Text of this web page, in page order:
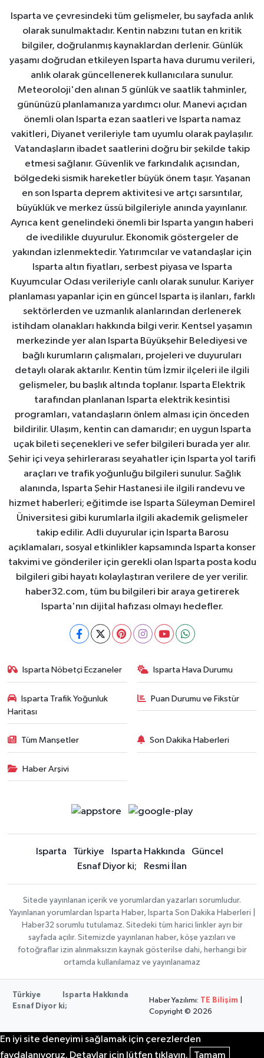
Isparta ve çevresindeki tüm gelişmeler, bu sayfada anlık
olarak sunulmaktadır. Kentin nabzını tutan en kritik
bilgiler, doğrulanmış kaynaklardan derlenir. Günlük
yaşamı doğrudan etkileyen Isparta hava durumu verileri,
anlık olarak güncellenerek kullanıcılara sunulur.
Meteoroloji'den alınan 5 günlük ve saatlik tahminler,
gününüzü planlamanıza yardımcı olur. Manevi açıdan
önemli olan Isparta ezan saatleri ve Isparta namaz
vakitleri, Diyanet verileriyle tam uyumlu olarak paylaşılır.
Vatandaşların ibadet saatlerini doğru bir şekilde takip
etmesi sağlanır. Güvenlik ve farkındalık açısından,
bölgedeki sismik hareketler büyük önem taşır. Yaşanan
en son Isparta deprem aktivitesi ve artçı sarsıntılar,
büyüklük ve merkez üssü bilgileriyle anında yayınlanır.
Ayrıca kent genelindeki önemli bir Isparta yangın haberi
de ivedilikle duyurulur. Ekonomik göstergeler de
yakından izlenmektedir. Yatırımcılar ve vatandaşlar için
Isparta altın fiyatları, serbest piyasa ve Isparta
Kuyumcular Odası verileriyle canlı olarak sunulur. Kariyer
planlaması yapanlar için en güncel Isparta iş ilanları, farklı
sektörlerden ve uzmanlık alanlarından derlenerek
istihdam olanakları hakkında bilgi verir. Kentsel yaşamın
merkezinde yer alan Isparta Büyükşehir Belediyesi ve
bağlı kurumların çalışmaları, projeleri ve duyuruları
detaylı olarak aktarılır. Kentin tüm İzmir ilçeleri ile ilgili
gelişmeler, bu başlık altında toplanır. Isparta Elektrik
tarafından planlanan Isparta elektrik kesintisi
programları, vatandaşların önlem alması için önceden
bildirilir. Ulaşım, kentin can damarıdır; en uygun Isparta
uçak bileti seçenekleri ve sefer bilgileri burada yer alır.
Şehir içi veya şehirlerarası seyahatler için Isparta yol tarifi
araçları ve trafik yoğunluğu bilgileri sunulur. Sağlık
alanında, Isparta Şehir Hastanesi ile ilgili randevu ve
hizmet haberleri; eğitimde ise Isparta Süleyman Demirel
Üniversitesi gibi kurumlarla ilgili akademik gelişmeler
takip edilir. Adli duyurular için Isparta Barosu
açıklamaları, sosyal etkinlikler kapsamında Isparta konser
takvimi ve gönderiler için gerekli olan Isparta posta kodu
bilgileri gibi hayatı kolaylaştıran verilere de yer verilir.
haber32.com, tüm bu bilgileri bir araya getirerek
Isparta'nın dijital hafızası olmayı hedefler.
Isparta Nöbetçi Eczaneler Isparta Hava Durumu
Isparta Trafik Yoğunluk
Haritası
Puan Durumu ve Fikstür
Tüm Manşetler Son Dakika Haberleri
Haber Arşivi
Isparta Türkiye Isparta Hakkında
Güncel
Esnaf Diyor ki;
Resmi İlan
Sitede yayınlanan içerik ve yorumlardan yazarları sorumludur.
Yayınlanan yorumlardan Isparta Haber, Isparta Son Dakika Haberleri |
Haber32 sorumlu tutulamaz. Sitedeki tüm harici linkler ayrı bir
sayfada açılır. Sitemizde yayınlanan haber, köşe yazıları ve
fotoğraflar izin alınmaksızın kaynak gösterilse dahi, herhangi bir
ortamda kullanılamaz ve yayınlanamaz
Türkiye
Isparta Hakkında
Esnaf Diyor ki;
Haber Yazılımı: TE Bilişim
Copyright © 2026
En iyi site deneyimi sağlamak için çerezlerden
faydalanıyoruz. Detaylar için lütfen tıklayın.
Tamam